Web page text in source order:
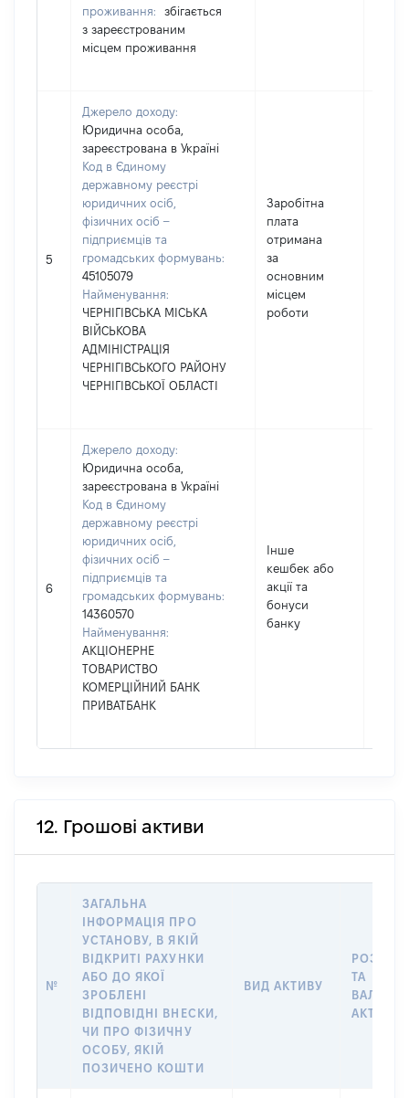
проживання:
збігається
з зареєстрованим
місцем проживання
5
Джерело доходу:
Юридична особа,
зареєстрована в Україні
Код в Єдиному
державному реєстрі
юридичних осіб,
фізичних осіб –
підприємців та
громадських формувань:
45105079
Найменування:
ЧЕРНІГІВСЬКА МІСЬКА
ВІЙСЬКОВА
АДМІНІСТРАЦІЯ
ЧЕРНІГІВСЬКОГО РАЙОНУ
ЧЕРНІГІВСЬКОЇ ОБЛАСТІ
Заробітна
плата
отримана
за
основним
місцем
роботи
6
Джерело доходу:
Юридична особа,
зареєстрована в Україні
Код в Єдиному
державному реєстрі
юридичних осіб,
фізичних осіб –
підприємців та
громадських формувань:
14360570
Найменування:
АКЦІОНЕРНЕ
ТОВАРИСТВО
КОМЕРЦІЙНИЙ БАНК
ПРИВАТБАНК
Інше
кешбек або
акції та
бонуси
банку
12. Грошові активи
№
ЗАГАЛЬНА
ІНФОРМАЦІЯ ПРО
УСТАНОВУ, В ЯКІЙ
ВІДКРИТІ РАХУНКИ
АБО ДО ЯКОЇ
ЗРОБЛЕНІ
ВІДПОВІДНІ ВНЕСКИ,
ЧИ ПРО ФІЗИЧНУ
ОСОБУ, ЯКІЙ
ПОЗИЧЕНО КОШТИ
ВИД АКТИВУ
РОЗМІР
ТА
ВАЛЮТА
АКТИВУ